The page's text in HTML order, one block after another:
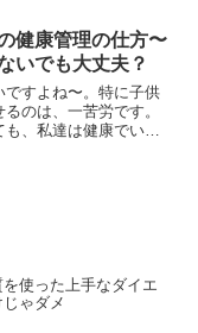
健康管理の仕方〜
いでも大丈夫？
ですよね〜。特に子供
のは、一苦労です。
、私達は健康でいら
使った上手なダイエ
ゃダメ